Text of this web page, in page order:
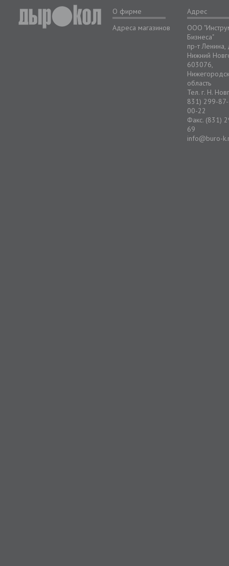
О фирме
Адреса магазинов
Адрес
ООО
Бизнеса"
пр-т
Нижний
603076,
область
Тел. г. Н.
831) 299-
00-22
Факс. (831)
69
info@buro-